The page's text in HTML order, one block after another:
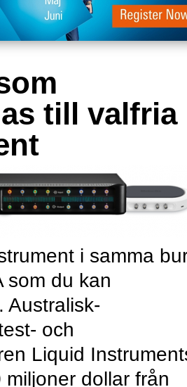
till valfria
i samma
som du kan
Australisk-
och
Liquid
dollar från